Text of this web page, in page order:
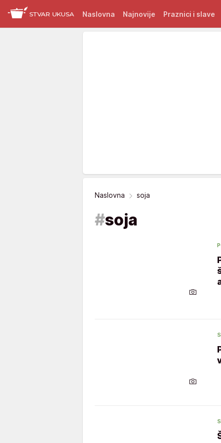
Naslovna Najnovije Praznici i slave
Naslovna soja
#soja